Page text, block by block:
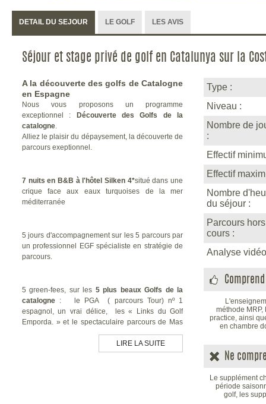
DETAIL DU SEJOUR LE GOLF LES AVIS
Séjour et stage privé de golf en Catalunya sur la
Type :
Niveau :
Nombre de
:
Effectif
Effectif
Nombre
du séjour :
Parcours hors
cours :
Analyse
méthode
practice, ainsi
en chambre
Ne
Le supplément
période
golf, les
A la découverte des golfs de Catalogne
en Espagne
Nous vous proposons un programme
exceptionnel :
Découverte des Golfs de la
catalogne.
Alliez le plaisir du dépaysement, la découverte de
parcours exeptionnel.
7nuits en B&B à l'hôtel Silken 4*situé dans une
crique face aux eaux turquoises de la mer
méditerranée
5 jours d'accompagnement sur les 5 parcours par
un professionnel EGF spécialiste en stratégie de
parcours.
5 green-fees, sur les 5 plus beaux Golfs de la
catalogne: le PGA ( parcours Tour) nº 1
espagnol, un vrai délice, les « Links du Golf
Emporda. » et le spectaculaire parcours de Mas
LIRE LA SUITE